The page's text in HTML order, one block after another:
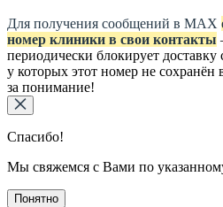
Для получения сообщений в МАХ
номер клиники в свои контакты
периодически блокирует
у которых этот номер не сохранён
за понимание!
Спасибо!
Мы свяжемся с Вами по
Понятно